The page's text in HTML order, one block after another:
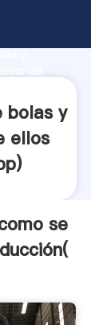
y
bolas y
ellos
)
se